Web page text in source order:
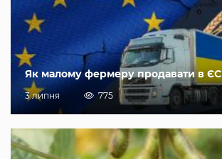
Як малому фермеру продавати в ЄС
3 липня 775